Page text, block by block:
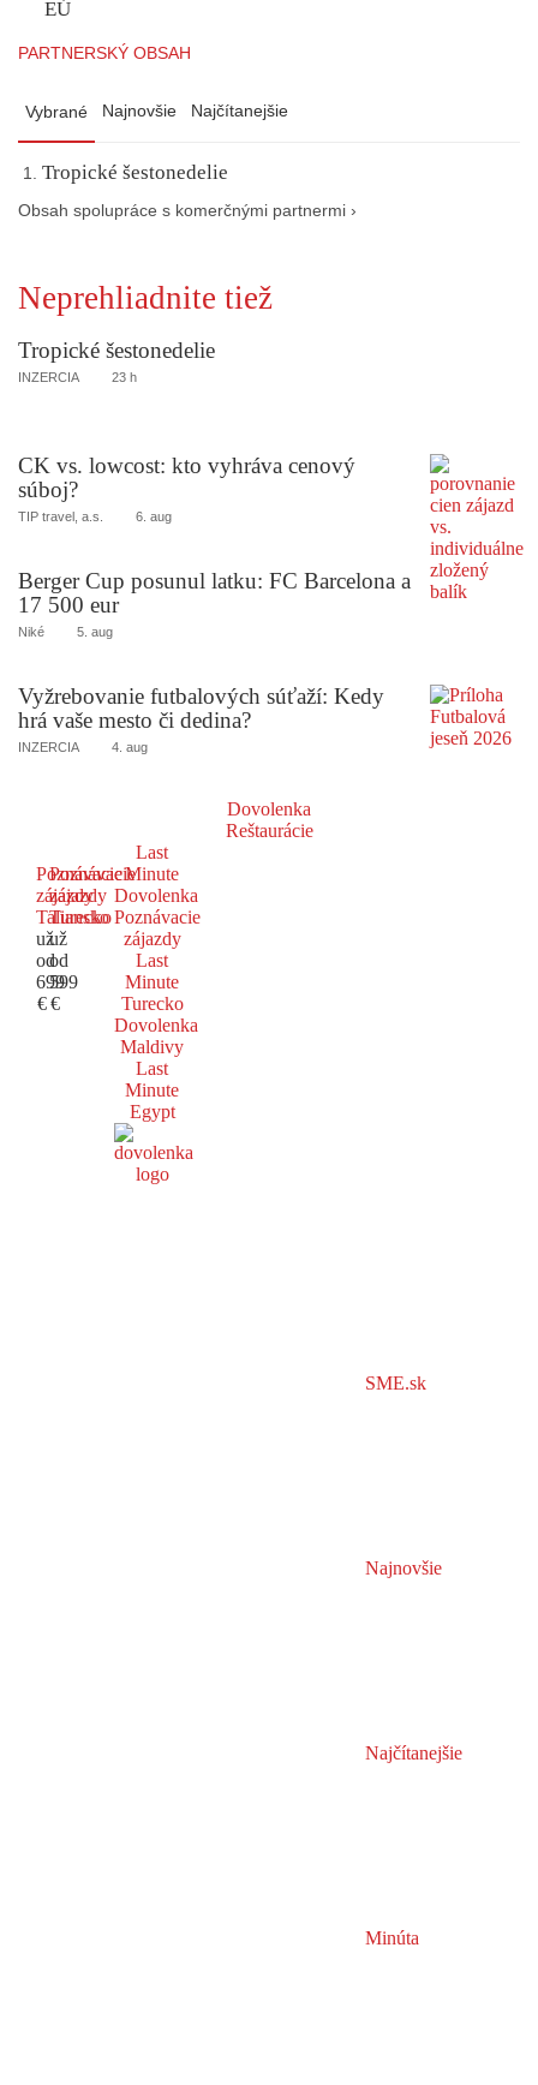
EÚ
PARTNERSKÝ OBSAH
Vybrané Najnovšie Najčítanejšie
Tropické šestonedelie
Obsah spolupráce s komerčnými partnermi ›
Neprehliadnite tiež
Tropické šestonedelie
INZERCIA 23 h
CK vs. lowcost: kto vyhráva cenový
súboj?
TIP travel, a.s. 6. aug
Berger Cup posunul latku: FC Barcelona a
17 500 eur
Niké 5. aug
Vyžrebovanie futbalových súťaží: Kedy
hrá vaše mesto či dedina?
INZERCIA 4. aug
Dovolenka
Reštaurácie
Poznávacie
zájazdy
Taliansko
už
od
699
€
Poznávacie
zájazdy
Turecko
už
od
599
€
Last
Minute
Dovolenka
Poznávacie
zájazdy
Last
Minute
Turecko
Dovolenka
Maldivy
Last
Minute
Egypt
SME.sk
Najnovšie
Najčítanejšie
Minúta